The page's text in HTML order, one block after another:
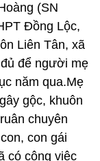
(SN
Đồng Lộc,
Liên Tân, xã
để người mẹ
năm qua.Mẹ
gộc, khuôn
chuyên
con gái
có công việc